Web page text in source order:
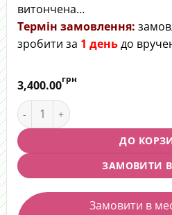
витончена…
Термін замовлення:
зробити за 1 деньдо
3,400.00грн
Квітковий цилінд
ДО
ЗАМОВИТИ В
Замовити в